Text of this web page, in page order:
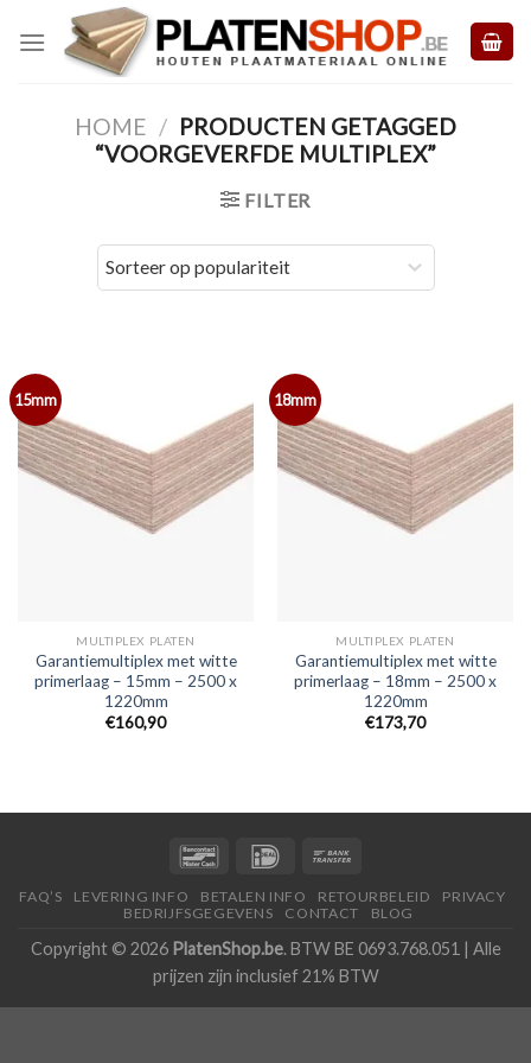
HOME / PRODUCTEN GETAGGED
“VOORGEVERFDE MULTIPLEX”
FILTER
15mm
MULTIPLEX PLATEN
Garantiemultiplex met witte
primerlaag – 15mm – 2500 x
1220mm
€160,90
18mm
MULTIPLEX PLATEN
Garantiemultiplex met witte
primerlaag – 18mm – 2500 x
1220mm
€173,70
FAQ’S LEVERING INFO BETALEN INFO RETOURBELEID
PRIVACY
BEDRIJFSGEGEVENS
CONTACT BLOG
Copyright © 2026 PlatenShop.be. BTW BE 0693.768.051 | Alle
prijzen zijn inclusief 21% BTW